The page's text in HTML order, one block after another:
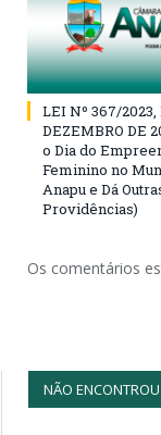
LEI Nº 367/2023,
DEZEMBRO DE
o Dia do
Feminino no
Anapu e Dá
Providências)
Os comentários
NÃO